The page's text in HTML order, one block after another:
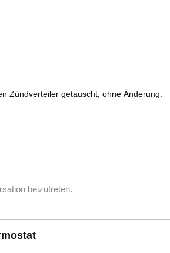
Zündverteiler getauscht, ohne Änderung.
beizutreten.